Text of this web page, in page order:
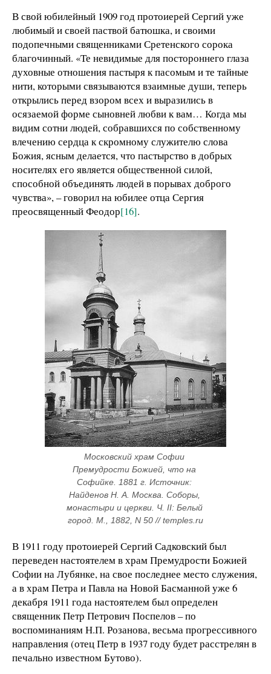
В свой юбилейный 1909 год протоиерей Сергий уже
любимый и своей паствой батюшка, и своими
подопечными священниками Сретенского сорока
благочинный. «Те невидимые для постороннего глаза
духовные отношения пастыря к пасомым и те тайные
нити, которыми связываются взаимные души, теперь
открылись перед взором всех и выразились в
осязаемой форме сыновней любви к вам… Когда мы
видим сотни людей, собравшихся по собственному
влечению сердца к скромному служителю слова
Божия, ясным делается, что пастырство в добрых
носителях его является общественной силой,
способной объединять людей в порывах доброго
чувства», – говорил на юбилее отца Сергия
преосвященный Феодор[16].
Московский храм Софии
Премудрости Божией, что на
Софийке. 1881 г. Источник:
Найденов Н. А. Москва. Соборы,
монастыри и церкви. Ч. II: Белый
город. М., 1882, N 50 // temples.ru
В 1911 году протоиерей Сергий Садковский был
переведен настоятелем в храм Премудрости Божией
Софии на Лубянке, на свое последнее место служения,
а в храм Петра и Павла на Новой Басманной уже 6
декабря 1911 года настоятелем был определен
священник Петр Петрович Поспелов – по
воспоминаниям Н.П. Розанова, весьма прогрессивного
направления (отец Петр в 1937 году будет расстрелян в
печально известном Бутово).